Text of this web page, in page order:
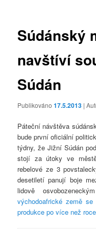
Súdánský
navštíví
Súdán
Publikováno17.5.2013 |
Páteční návštěva
bude první oficiální
týdny, že Jižní Súdán
stojí za útoky ve
rebelové ze 3
desetiletí panují boje
lidově
východoafrické země
produkce po více než